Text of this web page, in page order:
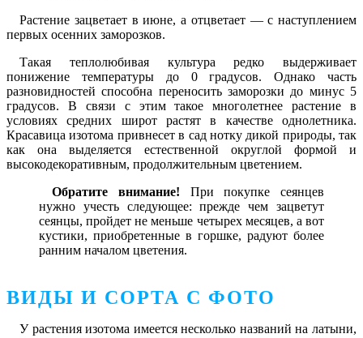
Растение зацветает в июне, а отцветает — с наступлением
первых осенних заморозков.
Такая теплолюбивая культура редко выдерживает
понижение температуры до 0 градусов. Однако часть
разновидностей способна переносить заморозки до минус 5
градусов. В связи с этим такое многолетнее растение в
условиях средних широт растят в качестве однолетника.
Красавица изотома привнесет в сад нотку дикой природы, так
как она выделяется естественной округлой формой и
высокодекоративным, продолжительным цветением.
Обратите внимание! При покупке сеянцев
нужно учесть следующее: прежде чем зацветут
сеянцы, пройдет не меньше четырех месяцев, а вот
кустики, приобретенные в горшке, радуют более
ранним началом цветения.
ВИДЫ И СОРТА С ФОТО
У растения изотома имеется несколько названий на латыни,